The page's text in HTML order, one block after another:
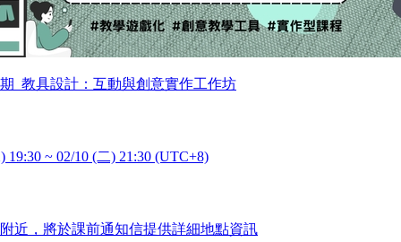
_教具設計：互動與創意實作工作坊
19:30 ~ 02/10 (二) 21:30 (UTC+8)
近，將於課前通知信提供詳細地點資訊